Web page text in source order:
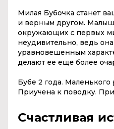
Милая Бубочка станет
и верным другом.
окружающих с первых
неудивительно, ведь
уравновешенным
делают ее ещё более
Бубе 2 года. Маленького
Приучена к поводку.
Счастливая